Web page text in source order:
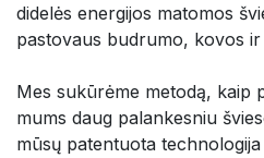
didelės energijos matomos
pastovaus budrumo, kovos
Mes sukūrėme metodą, kaip
mums daug palankesniu
mūsų patentuota